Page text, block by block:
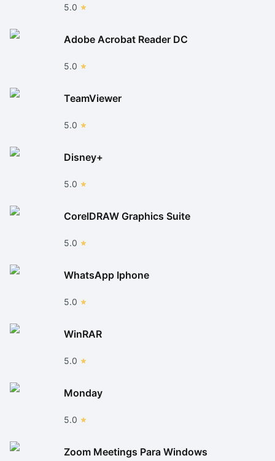
5.0
Adobe Acrobat Reader DC
5.0
TeamViewer
5.0
Disney+
5.0
CorelDRAW Graphics Suite
5.0
WhatsApp Iphone
5.0
WinRAR
5.0
Monday
5.0
Zoom Meetings Para Windows